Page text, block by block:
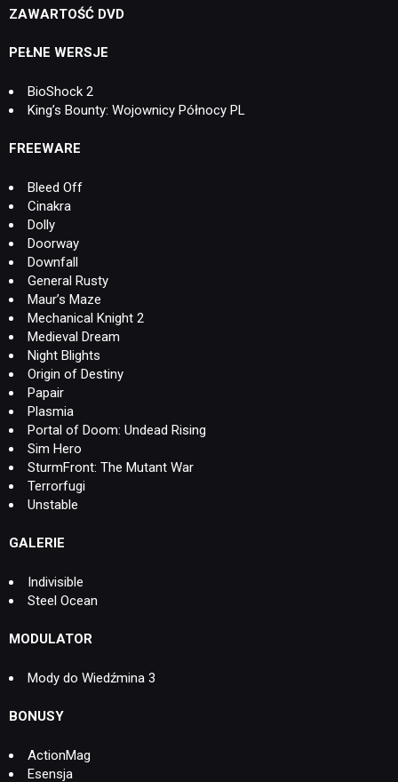
ZAWARTOŚĆ DVD
PEŁNE WERSJE
BioShock 2
King’s Bounty: Wojownicy Północy PL
FREEWARE
Bleed Off
Cinakra
Dolly
Doorway
Downfall
General Rusty
Maur’s Maze
Mechanical Knight 2
Medieval Dream
Night Blights
Origin of Destiny
Papair
Plasmia
Portal of Doom: Undead Rising
Sim Hero
SturmFront: The Mutant War
Terrorfugi
Unstable
GALERIE
Indivisible
Steel Ocean
MODULATOR
Mody do Wiedźmina 3
BONUSY
ActionMag
Esensja